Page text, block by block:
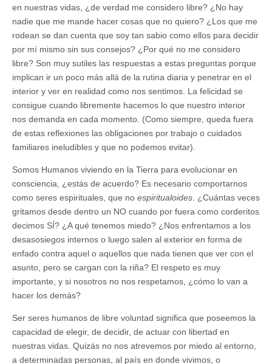
en nuestras vidas, ¿de verdad me considero libre? ¿No hay
nadie que me mande hacer cosas que no quiero? ¿Los que me
rodean se dan cuenta que soy tan sabio como ellos para decidir
por mí mismo sin sus consejos? ¿Por qué no me considero
libre? Son muy sutiles las respuestas a estas preguntas porque
implican ir un poco más allá de la rutina diaria y penetrar en el
interior y ver en realidad como nos sentimos. La felicidad se
consigue cuando libremente hacemos lo que nuestro interior
nos demanda en cada momento. (Como siempre, queda fuera
de estas reflexiones las obligaciones por trabajo o cuidados
familiares ineludibles y que no podemos evitar).
Somos Humanos viviendo en la Tierra para evolucionar en
consciencia, ¿estás de acuerdo? Es necesario comportarnos
como seres espirituales, que no espiritualoides . ¿Cuántas veces
gritamos desde dentro un NO cuando por fuera como corderitos
decimos SÍ? ¿A qué tenemos miedo? ¿Nos enfrentamos a los
desasosiegos internos o luego salen al exterior en forma de
enfado contra aquel o aquellos que nada tienen que ver con el
asunto, pero se cargan con la riña? El respeto es muy
importante, y si nosotros no nos respetamos, ¿cómo lo van a
hacer los demás?
Ser seres humanos de libre voluntad significa que poseemos la
capacidad de elegir, de decidir, de actuar con libertad en
nuestras vidas. Quizás no nos atrevemos por miedo al entorno,
a determinadas personas, al país en donde vivimos, o